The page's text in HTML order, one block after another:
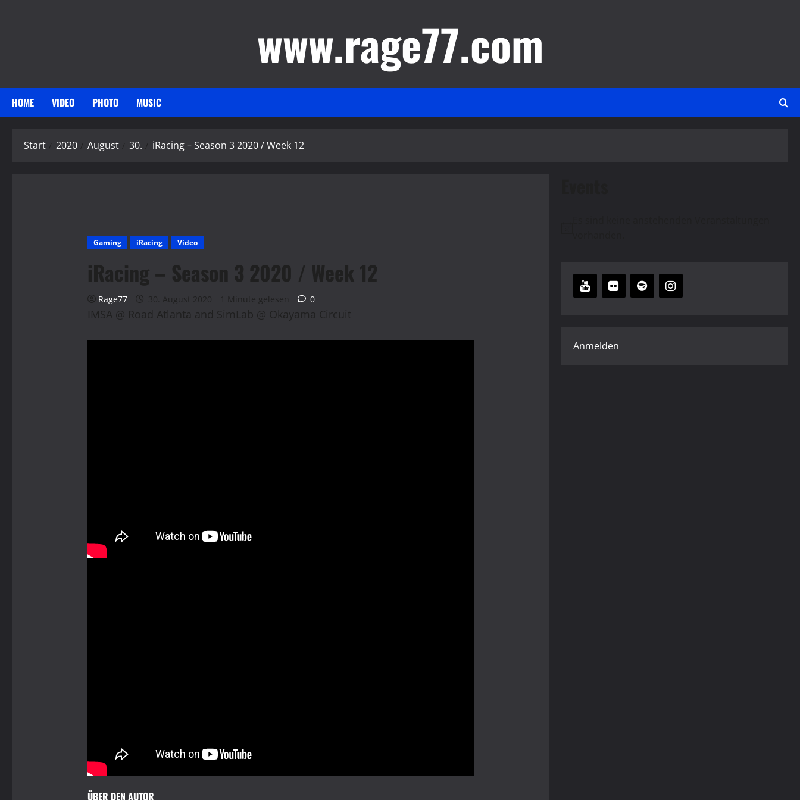
www.rage77.com
HOME VIDEO PHOTO MUSIC
Start 2020 August 30. iRacing – Season 3 2020 / Week 12
Gaming iRacing Video
iRacing – Season 3 2020 / Week 12
Rage77 30. August 2020 1 Minute gelesen 0
IMSA @ Road Atlanta and SimLab @ Okayama Circuit
ÜBER DEN AUTOR
Anmelden